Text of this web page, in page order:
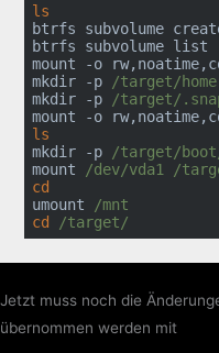
ls
btrfs subvolume create
btrfs subvolume list
mount -o
mkdir -p
/target/home
mkdir -p
/target/
mount -o
ls
mkdir -p
/target/
mount
/dev/vda1
/
cd
umount
/mnt
cd
/target/
Jetzt muss noch die
übernommen werden mit